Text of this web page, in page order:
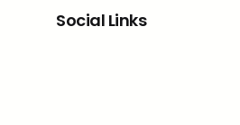
Social Links